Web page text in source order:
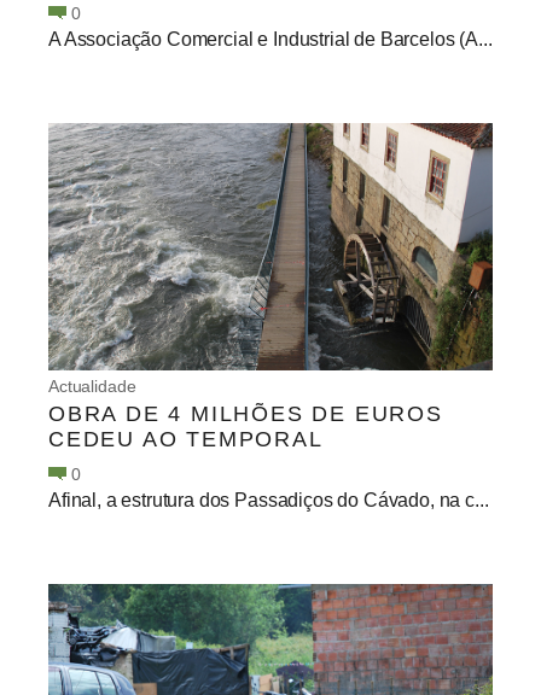
0
A Associação Comercial e Industrial de Barcelos (A...
Actualidade
OBRA DE 4 MILHÕES DE EUROS
CEDEU AO TEMPORAL
0
Afinal, a estrutura dos Passadiços do Cávado, na c...